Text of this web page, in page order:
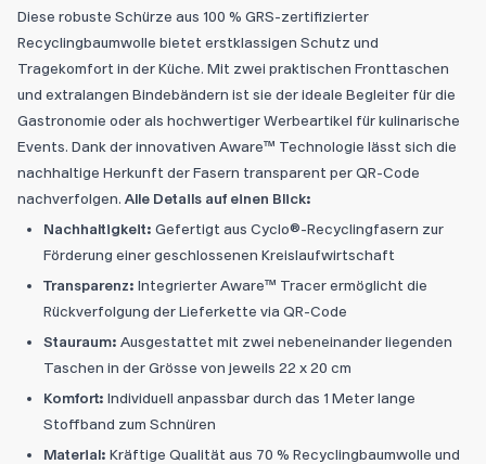
Diese robuste Schürze aus 100 % GRS-zertifizierter
Recyclingbaumwolle bietet erstklassigen Schutz und
Tragekomfort in der Küche. Mit zwei praktischen Fronttaschen
und extralangen Bindebändern ist sie der ideale Begleiter für die
Gastronomie oder als hochwertiger Werbeartikel für kulinarische
Events. Dank der innovativen Aware™ Technologie lässt sich die
nachhaltige Herkunft der Fasern transparent per QR-Code
nachverfolgen. Alle Details auf einen Blick:
Nachhaltigkeit: Gefertigt aus Cyclo®-Recyclingfasern zur
Förderung einer geschlossenen Kreislaufwirtschaft
Transparenz: Integrierter Aware™ Tracer ermöglicht die
Rückverfolgung der Lieferkette via QR-Code
Stauraum: Ausgestattet mit zwei nebeneinander liegenden
Taschen in der Grösse von jeweils 22 x 20 cm
Komfort: Individuell anpassbar durch das 1 Meter lange
Stoffband zum Schnüren
Material: Kräftige Qualität aus 70 % Recyclingbaumwolle und